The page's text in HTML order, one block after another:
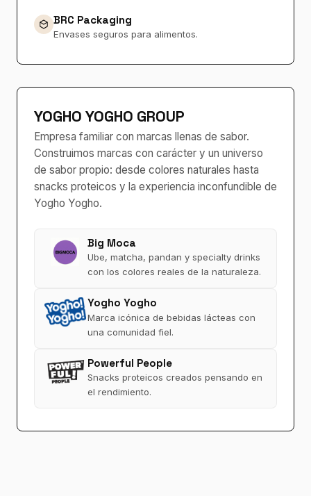
BRC Packaging
Envases seguros para alimentos.
YOGHO YOGHO GROUP
Empresa familiar con marcas llenas de sabor.
Construimos marcas con carácter y un universo
de sabor propio: desde colores naturales hasta
snacks proteicos y la experiencia inconfundible de
Yogho Yogho.
Big Moca
Ube, matcha, pandan y specialty drinks
con los colores reales de la naturaleza.
Yogho Yogho
Marca icónica de bebidas lácteas con
una comunidad fiel.
Powerful People
Snacks proteicos creados pensando en
el rendimiento.